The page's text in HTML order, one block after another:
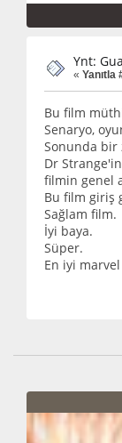
Ynt:
« Yanıtla
Bu film
Senaryo,
Sonunda bir
Dr
filmin genel
Bu film giriş
Sağlam film.
İyi baya.
Süper.
En iyi